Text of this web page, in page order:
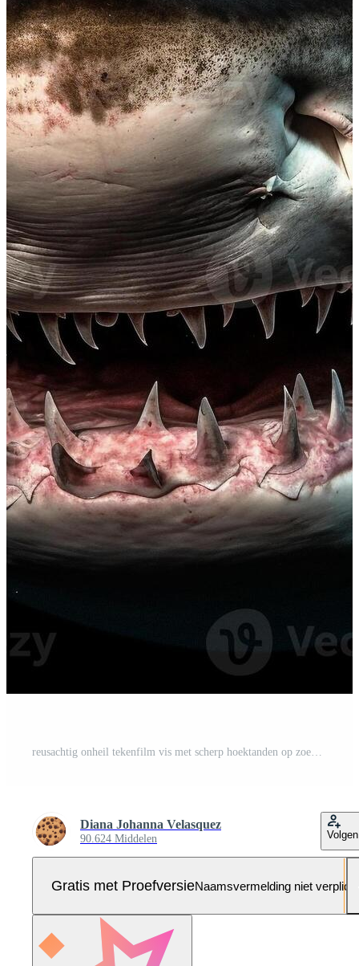
reusachtig onheil tekenfilm vis met scherp hoektanden op zoek woedend onderwater- gegenereerd door ai Pro Foto
Diana Johanna Velasquez
90.624 Middelen Volgen
Gratis met ProefversieNaamsvermelding niet verplicht